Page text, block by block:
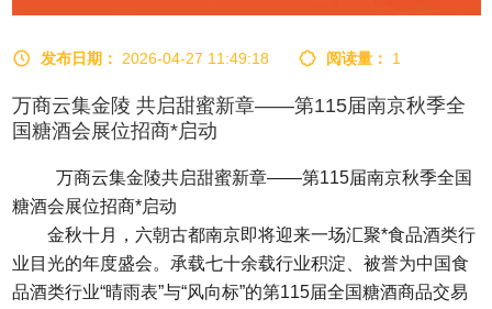
发布日期： 2026-04-27 11:49:18 阅读量： 1
万商云集金陵 共启甜蜜新章——第115届南京秋季全
国糖酒会展位招商*启动
万商云集金陵共启甜蜜新章——第115届南京秋季全国
糖酒会展位招商*启动
金秋十月，六朝古都南京即将迎来一场汇聚*食品酒类行
业目光的年度盛会。承载七十余载行业积淀、被誉为中国食
品酒类行业“晴雨表”与“风向标”的第115届全国糖酒商品交易